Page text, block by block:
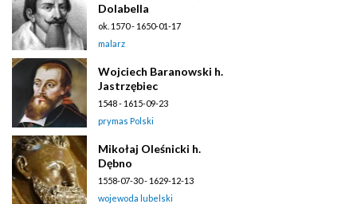
Dolabella
ok. 1570 - 1650-01-17
malarz
Wojciech Baranowski h.
Jastrzębiec
1548 - 1615-09-23
prymas Polski
Mikołaj Oleśnicki h.
Dębno
1558-07-30 - 1629-12-13
wojewoda lubelski